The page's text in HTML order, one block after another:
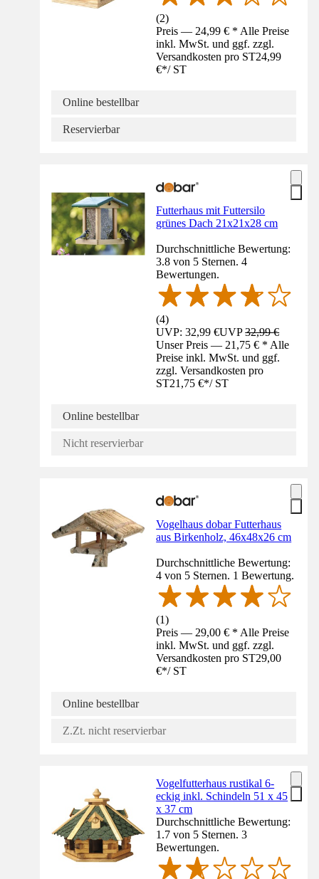
(2)
Preis — 24,99 € * Alle Preise
inkl. MwSt. und ggf. zzgl.
Versandkosten pro ST24,99
€*/ ST
Online bestellbar
Reservierbar
Futterhaus mit Futtersilo
grünes Dach 21x21x28 cm
Durchschnittliche Bewertung:
3.8 von 5 Sternen. 4
Bewertungen.
(4)
UVP: 32,99 €UVP32,99 €
Unser Preis — 21,75 € * Alle
Preise inkl. MwSt. und ggf.
zzgl. Versandkosten pro
ST21,75 €*/ ST
Online bestellbar
Nicht reservierbar
Vogelhaus dobar Futterhaus
aus Birkenholz, 46x48x26 cm
Durchschnittliche Bewertung:
4 von 5 Sternen. 1 Bewertung.
(1)
Preis — 29,00 € * Alle Preise
inkl. MwSt. und ggf. zzgl.
Versandkosten pro ST29,00
€*/ ST
Online bestellbar
Z.Zt. nicht reservierbar
Vogelfutterhaus rustikal 6-
eckig inkl. Schindeln 51 x 45
x 37 cm
Durchschnittliche Bewertung:
1.7 von 5 Sternen. 3
Bewertungen.